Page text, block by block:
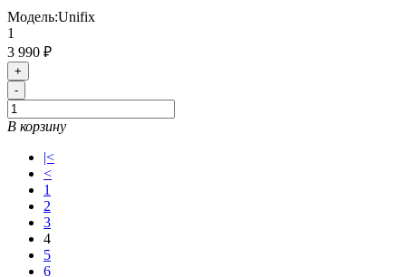
Модель:Unifix
1
3 990 ₽
+
-
В корзину
|<
<
1
2
3
4
5
6